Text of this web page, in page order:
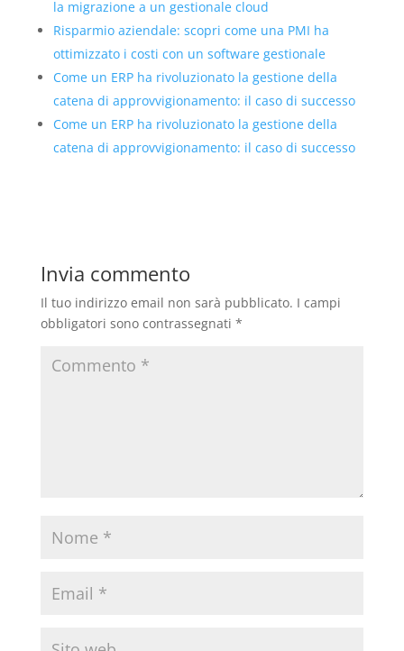
la migrazione a un gestionale cloud
Risparmio aziendale: scopri come una PMI ha
ottimizzato i costi con un software gestionale
Come un ERP ha rivoluzionato la gestione della
catena di approvvigionamento: il caso di successo
Come un ERP ha rivoluzionato la gestione della
catena di approvvigionamento: il caso di successo
Invia commento
Il tuo indirizzo email non sarà pubblicato. I campi
obbligatori sono contrassegnati *